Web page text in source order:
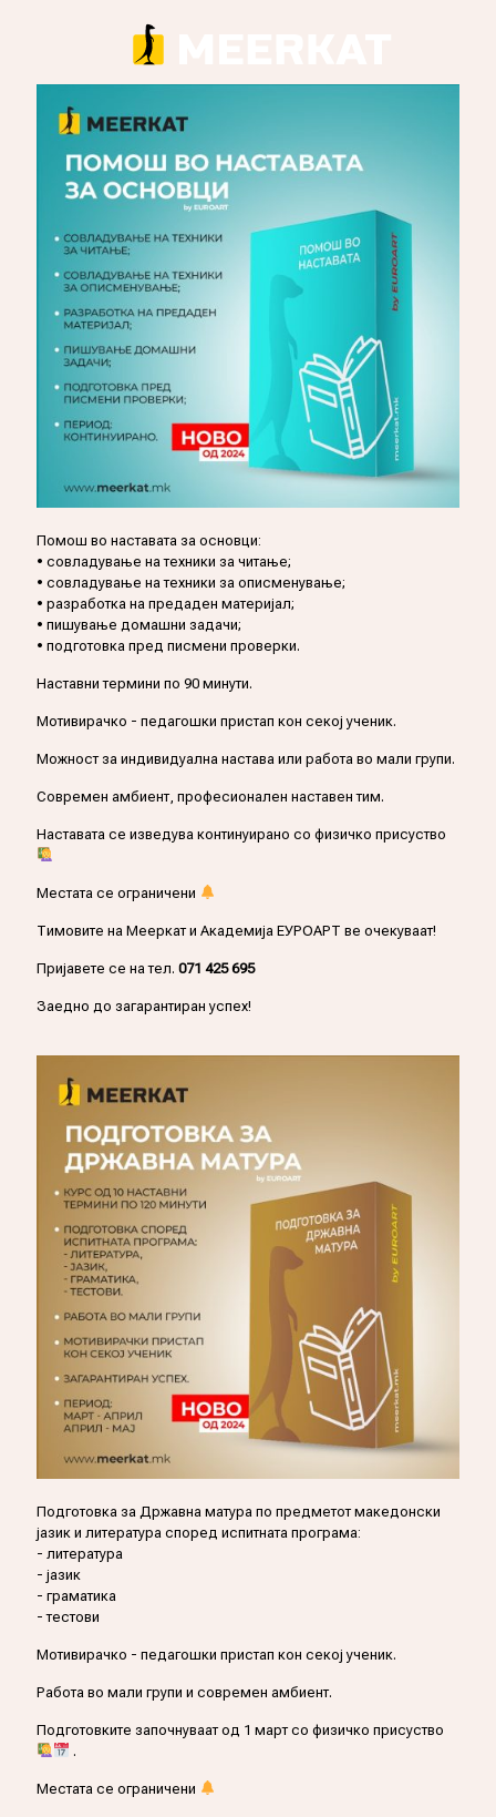
Помош во наставата за основци:
• совладување на техники за читање;
• совладување на техники за описменување;
• разработка на предаден материјал;
• пишување домашни задачи;
• подготовка пред писмени проверки.
Наставни термини по 90 минути.
Мотивирачко - педагошки пристап кон секој ученик.
Можност за индивидуална настава или работа во мали групи.
Современ амбиент, професионален наставен тим.
Наставата се изведува континуирано со физичко присуство
Местата се ограничени
Тимовите на Мееркат и Академија ЕУРОАРТ ве очекуваат!
Пријавете се на тел. 071 425 695
Заедно до загарантиран успех!
Подготовка за Државна матура по предметот македонски
јазик и литература според испитната програма:
- литература
- јазик
- граматика
- тестови
Мотивирачко - педагошки пристап кон секој ученик.
Работа во мали групи и современ амбиент.
Подготовките започнуваат од 1 март со физичко присуство
.
Местата се ограничени